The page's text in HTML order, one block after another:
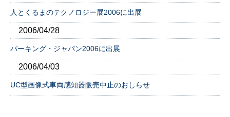
人とくるまのテクノロジー展2006に出展
2006/04/28
パーキング・ジャパン2006に出展
2006/04/03
UC型画像式車両感知器販売中止のおしらせ